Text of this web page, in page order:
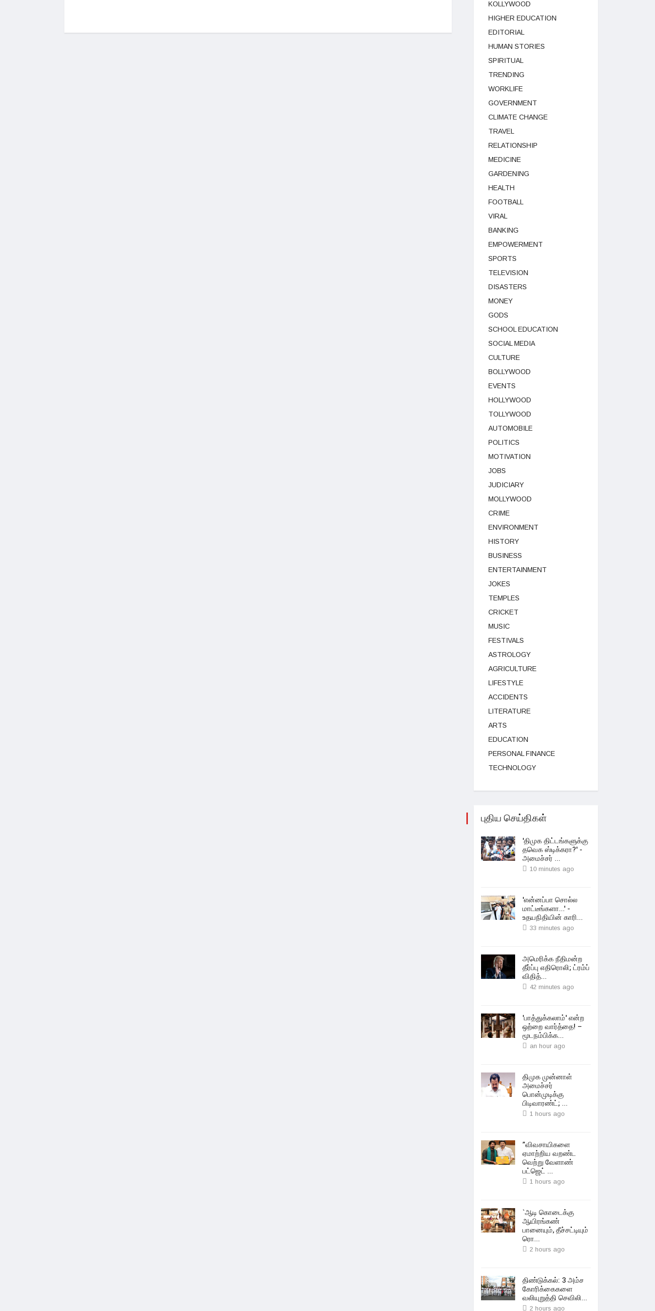
KOLLYWOOD
HIGHER EDUCATION
EDITORIAL
HUMAN STORIES
SPIRITUAL
TRENDING
WORKLIFE
GOVERNMENT
CLIMATE CHANGE
TRAVEL
RELATIONSHIP
MEDICINE
GARDENING
HEALTH
FOOTBALL
VIRAL
BANKING
EMPOWERMENT
SPORTS
TELEVISION
DISASTERS
MONEY
GODS
SCHOOL EDUCATION
SOCIAL MEDIA
CULTURE
BOLLYWOOD
EVENTS
HOLLYWOOD
TOLLYWOOD
AUTOMOBILE
POLITICS
MOTIVATION
JOBS
JUDICIARY
MOLLYWOOD
CRIME
ENVIRONMENT
HISTORY
BUSINESS
ENTERTAINMENT
JOKES
TEMPLES
CRICKET
MUSIC
FESTIVALS
ASTROLOGY
AGRICULTURE
LIFESTYLE
ACCIDENTS
LITERATURE
ARTS
EDUCATION
PERSONAL FINANCE
TECHNOLOGY
புதிய செய்திகள்
'திமுக திட்டங்களுக்கு
தவெக ஸ்டிக்கரா?' -
அமைச்சர் ...
10 minutes ago
'என்னப்பா சொல்ல
மாட்டீங்களா...' -
உதயநிதியின் காரி...
33 minutes ago
அமெரிக்க நீதிமன்ற
தீர்ப்பு எதிரொலி; ட்ரம்ப்
விதித்...
42 minutes ago
'பாத்துக்கலாம்' என்ற
ஒற்றை வார்த்தை! –
மூடநம்பிக்க...
an hour ago
திமுக முன்னாள்
அமைச்சர்
பொன்முடிக்கு
பிடிவாரண்ட்; ...
1 hours ago
”விவசாயிகளை
ஏமாற்றிய வறண்ட
வெற்று வேளாண்
பட்ஜெட் ...
1 hours ago
`ஆடி கொடைக்கு
ஆயிரங்கண்
பானையும், தீச்சட்டியும்
ரொ...
2 hours ago
திண்டுக்கல்: 3 அம்ச
கோரிக்கைகளை
வலியுறுத்தி செவிலி...
2 hours ago